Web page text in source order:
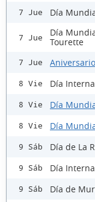
7 Jue Día
7 Jue
Día
Tourette
7 Jue
8 Vie Día
8 Vie Día
8 Vie Día
9 Sáb Día de La
9 Sáb Día
9 Sáb Día de